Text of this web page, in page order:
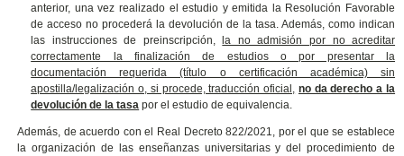
anterior, una vez realizado el estudio y emitida la Resolución Favorable
de acceso no procederá la devolución de la tasa. Además, como indican
las instrucciones de preinscripción,
la no admisión por no acreditar
correctamente la finalización de estudios o por presentar la
documentación requerida (título o certificación académica) sin
apostilla/legalización o, si procede, traducción oficial, no da derecho a la
devolución de la tasa por el estudio de equivalencia.
Además, de acuerdo con el Real Decreto 822/2021, por el que se establece
la organización de las enseñanzas universitarias y del procedimiento de